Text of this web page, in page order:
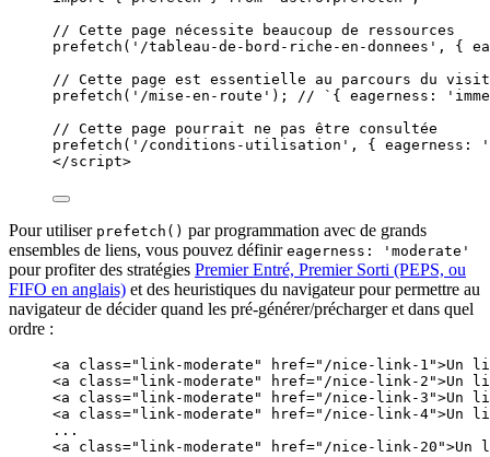
// Cette page nécessite beaucoup de ressources
prefetch ( ' /tableau-de-bord-riche-en-donnees ' , {
// Cette page est essentielle au parcours du
prefetch ( ' /mise-en-route ' ); // `{ eagerness:
// Cette page pourrait ne pas être consultée
prefetch ( ' /conditions-utilisation ' , { eagerness:
'
</script>
Pour utiliser prefetch() par programmation avec de grands
ensembles de liens, vous pouvez définir eagerness: 'moderate'
pour profiter des stratégies Premier Entré, Premier Sorti (PEPS, ou
FIFO en anglais) et des heuristiques du navigateur pour permettre au
navigateur de décider quand les pré-générer/précharger et dans quel
ordre :
<a class=" link-moderate " href=" /nice-link-1 ">Un
<a class=" link-moderate " href=" /nice-link-2 ">Un
<a class=" link-moderate " href=" /nice-link-3 ">Un
<a class=" link-moderate " href=" /nice-link-4">Un
...
<a class=" link-moderate " href=" /nice-link-20 ">Un